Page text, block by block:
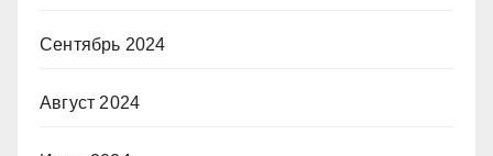
Сентябрь 2024
Август 2024